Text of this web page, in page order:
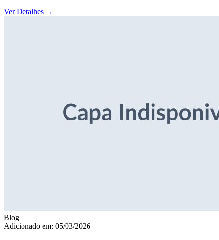
Ver Detalhes →
Blog
Adicionado em: 05/03/2026